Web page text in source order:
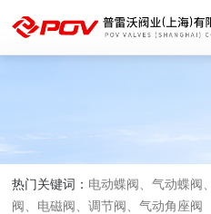
热门关键词： 电动蝶阀、气动蝶阀
阀、电磁阀、调节阀、气动角座阀